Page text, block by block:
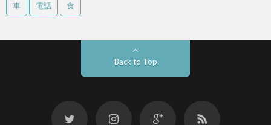
車 電話 食
Back to Top